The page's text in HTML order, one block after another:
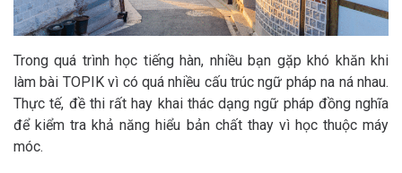
Trong quá trình học tiếng hàn, nhiều bạn gặp khó khăn khi
làm bài TOPIK vì có quá nhiều cấu trúc ngữ pháp na ná nhau.
Thực tế, đề thi rất hay khai thác dạng ngữ pháp đồng nghĩa
để kiểm tra khả năng hiểu bản chất thay vì học thuộc máy
móc.